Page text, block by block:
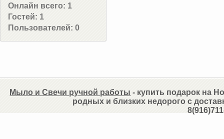
Онлайн всего: 1
Гостей: 1
Пользователей: 0
Мыло и Свечи ручной работы - купить подарок на
родных и близких недорого с